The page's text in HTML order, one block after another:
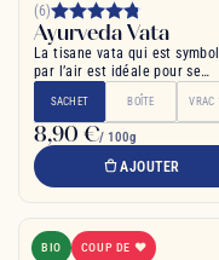
(6)
Ayurveda Vata
La tisane vata qui est
par l’air est idéale pour se
SACHET BOÎTE VRAC
8,90 €/ 100g
AJOUTER
BIO COUP DE ❤